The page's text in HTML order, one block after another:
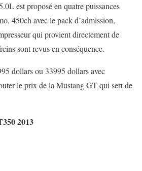
est proposé en quatre puissances
450ch avec le pack d’admission,
qui provient directement de
sont revus en conséquence.
dollars ou 33995 dollars avec
le prix de la Mustang GT qui sert de
2013